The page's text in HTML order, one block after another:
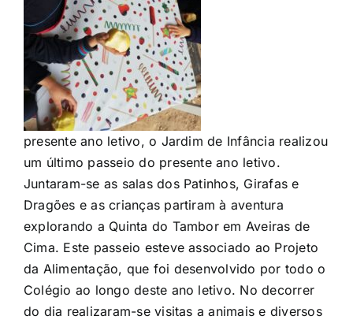
presente ano letivo, o Jardim de Infância realizou
um último passeio do presente ano letivo.
Juntaram-se as salas dos Patinhos, Girafas e
Dragões e as crianças partiram à aventura
explorando a Quinta do Tambor em Aveiras de
Cima. Este passeio esteve associado ao Projeto
da Alimentação, que foi desenvolvido por todo o
Colégio ao longo deste ano letivo. No decorrer
do dia realizaram-se visitas a animais e diversos